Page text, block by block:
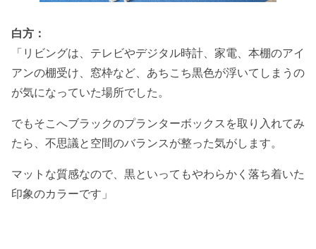
白方：
「リビングは、テレビやデジタル時計、家電、本棚のアイ
アンの棚受け、窓枠など、あちこち黒色が浮いてしまうの
が気になっていた場所でした。
でもそこへブラックのプランターボックスを取り入れてみ
たら、不思議と空間のバランスが整った気がします。
マットな質感なので、黒といってもやわらかく落ち着いた
印象のカラーです」